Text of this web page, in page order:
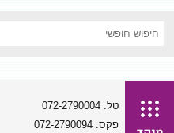
טל: 072-2790004
פקס: 072-2790094